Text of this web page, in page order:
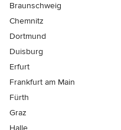
Braunschweig
Chemnitz
Dortmund
Duisburg
Erfurt
Frankfurt am Main
Fürth
Graz
Halle